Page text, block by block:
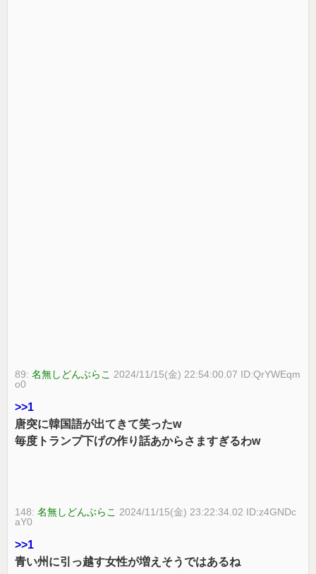
89:名無しどんぶらこ 2024/11/15(金) 22:54:00.07 ID:QrYWEqm
o0
>>1
唐突に韓国語が出てきて笑ったw
毎度トランプ下げの作り話あからさますぎるわw
148:名無しどんぶらこ 2024/11/15(金) 23:22:34.02 ID:z4GNDc
aY0
>>1
青い州に引っ越す女性が増えそうではあるね